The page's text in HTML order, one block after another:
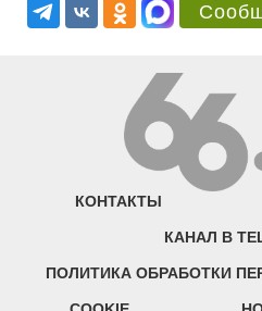
КОНТАКТЫ
КАНАЛ В
ПОЛИТИКА ОБРАБОТКИ